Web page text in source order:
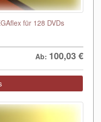
für 128 DVDs
Ab: 100,03€